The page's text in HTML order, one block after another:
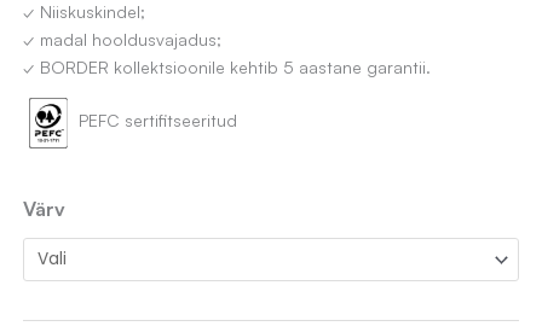
✓ Niiskuskindel;
✓ madal hooldusvajadus;
✓ BORDER kollektsioonile kehtib 5 aastane garantii.
PEFC sertifitseeritud
Värv
Laminaat
töötasapind
BORDER